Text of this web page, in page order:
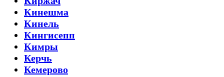
Кинешма
Кинель
Кингисепп
Кимры
Керчь
Кемерово